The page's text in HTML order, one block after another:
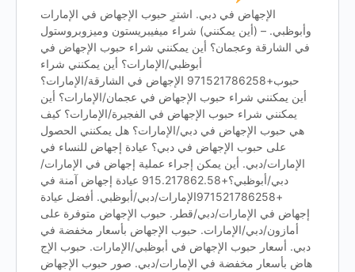
الإجهاض في دبي. اشترِ حبوب الإجهاض في الإمارات
وأبوظبي. – (أين يمكنني) شراء ميفيبريستون وميزوبروستول
في الشارقة وعجمان؟ أين يمكنني شراء حبوب الإجهاض في
أبوظبي/الإمارات؟ أين يمكنني شراء
حبوب+971521786258 الإجهاض في الشارقة/الإمارات؟
أين يمكنني شراء حبوب الإجهاض في عجمان/الإمارات؟ أين
يمكنني شراء حبوب الإجهاض في الفجيرة/الإمارات؟ كيف
هي حبوب الإجهاض في دبي/الإمارات؟ هل يمكنني الحصول
على حبوب الإجهاض في دبي؟ عيادة إجهاض للنساء في
الإمارات/دبي. أين يمكن إجراء عملية إجهاض في الإمارات/
دبي/أبوظبي؟+915.217862.58 عيادة إجهاض آمنة في
+971521786258الإمارات/دبي/أبوظبي. أفضل عيادة
إجهاض في الإمارات/دبي/قطر. حبوب الإجهاض متوفرة على
أمازون/دبي/الإمارات. حبوب الإجهاض بأسعار مخفضة في
دبي. أسعار حبوب الإجهاض في أبوظبي/الإمارات. حبوب الإج
هاض بأسعار مخفضة في الإمارات/دبي. صور حبوب الإجهاض